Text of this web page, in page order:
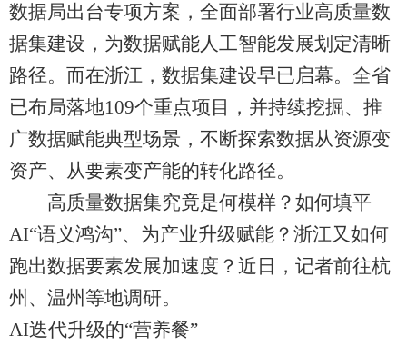
数据局出台专项方案，全面部署行业高质量数
据集建设，为数据赋能人工智能发展划定清晰
路径。而在浙江，数据集建设早已启幕。全省
已布局落地109个重点项目，并持续挖掘、推
广数据赋能典型场景，不断探索数据从资源变
资产、从要素变产能的转化路径。
高质量数据集究竟是何模样？如何填平
AI“语义鸿沟”、为产业升级赋能？浙江又如何
跑出数据要素发展加速度？近日，记者前往杭
州、温州等地调研。
AI迭代升级的“营养餐”